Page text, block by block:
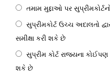
તમામ મુદ્દાઓ પર
સુપ્રીમકોર્ટ ઉચ્ચ અદાલતો
સમીક્ષા કરી શકે છે
સુપ્રીમ કોર્ટ રાજ્યના
શકે છે